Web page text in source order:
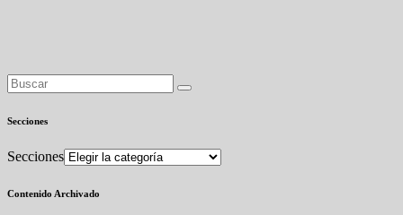
Secciones
Secciones
Contenido Archivado